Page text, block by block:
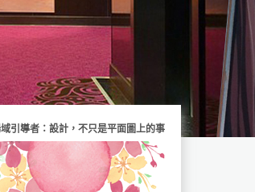
引導者：設計，不只是平面圖上的事